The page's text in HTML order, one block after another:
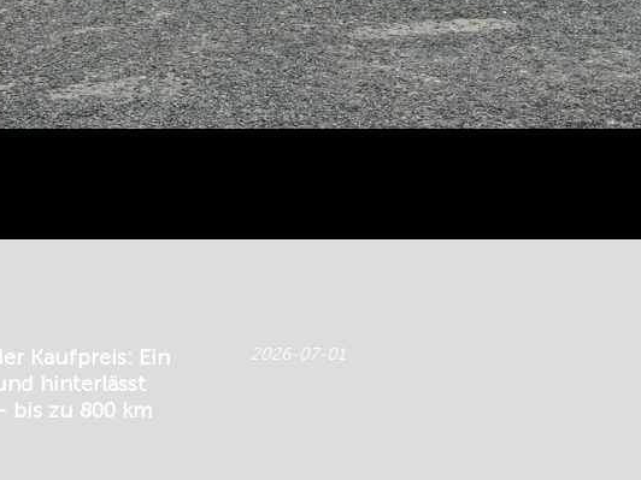
Kaufpreis: Ein
hinterlässt
bis zu 800 km
2026-07-01